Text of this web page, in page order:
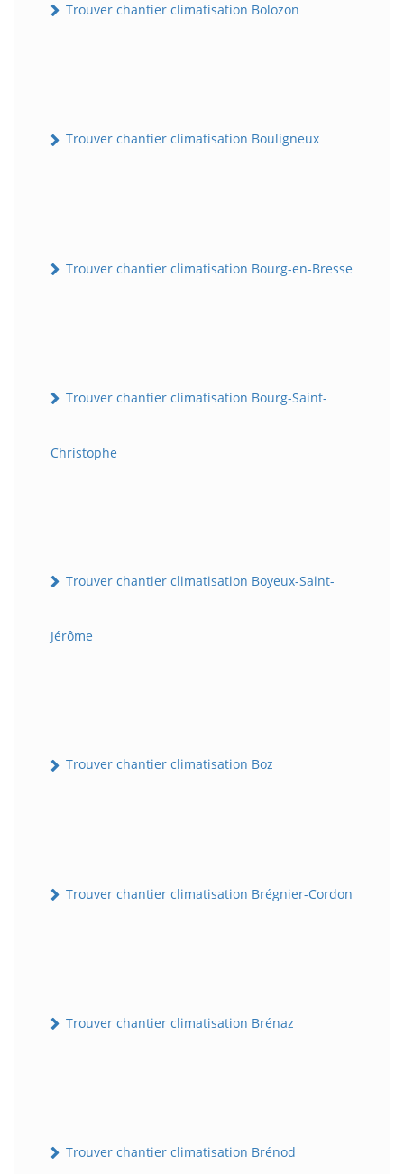
Trouver chantier climatisation Bolozon
Trouver chantier climatisation Bouligneux
Trouver chantier climatisation Bourg-en-Bresse
Trouver chantier climatisation Bourg-Saint-
Christophe
Trouver chantier climatisation Boyeux-Saint-
Jérôme
Trouver chantier climatisation Boz
Trouver chantier climatisation Brégnier-Cordon
Trouver chantier climatisation Brénaz
Trouver chantier climatisation Brénod